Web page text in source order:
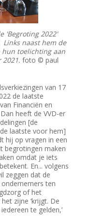
'Begroting 2022'
naast hem de
toelichting aan
foto © paul
van 17
de laatste
Financiën en
heeft de VVD-er
[de
laatste voor hem]
hij op vragen in een
begrotingen maken
omdat je iets
En... volgens
zeggen dat de
ten
of het
zijne ‘krijgt. De
te gelden,’